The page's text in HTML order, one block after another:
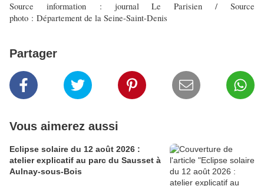
Source information : journal Le Parisien / Source
photo : Département de la Seine-Saint-Denis
Partager
Vous aimerez aussi
Eclipse solaire du 12 août 2026 :
atelier explicatif au parc du Sausset à
Aulnay-sous-Bois